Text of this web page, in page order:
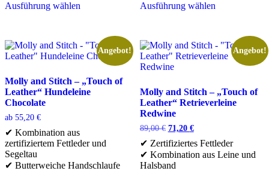
Ausführung wählen
mehrere
Varianten
Die
Optionen
können
auf
der
Produktseite
gewählt
werden
Ausführung wählen
mehrere
Varianten
auf.
Optionen
können
auf
der
Produktseite
gewählt
werden
Angebot!
Molly and Stitch – „Touch of
Leather“ Hundeleine
Chocolate
ab 55,20 €
✔ Kombination aus
zertifiziertem Fettleder und
Segeltau
✔ Butterweiche Handschlaufe
Angebot!
Molly and Stitch – „Touch of
Leather“ Retrieverleine
Redwine
89,00€ Ursprünglicher
war:
89,00 €
71,20 €Aktueller
ist:
71,20 €.
✔ Zertifiziertes Fettleder
✔ Kombination aus Leine und
Halsband